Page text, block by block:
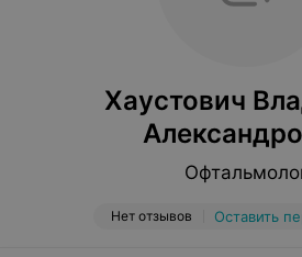
Хаустович
Нет отзывов Оставить